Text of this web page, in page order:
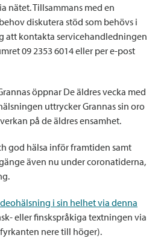
nätet. Tillsammans med en
diskutera stöd som behövs i
att kontakta servicehandledningen
09 2353 6014 eller per e-post
öppnar De äldres vecka med
uttrycker Grannas sin oro
på de äldres ensamhet.
god hälsa inför framtiden samt
även nu under coronatiderna,
i sin helhet via denna
eller finskspråkiga textningen via
nere till höger).